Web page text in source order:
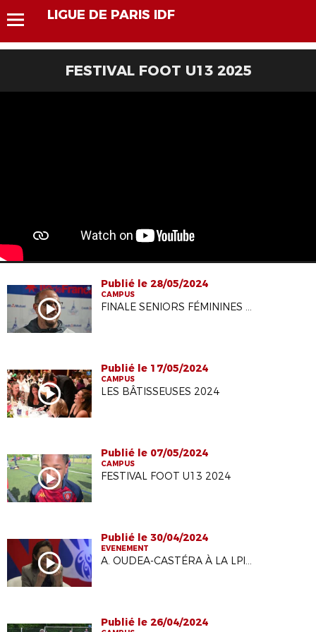
LIGUE DE PARIS IDF
FESTIVAL FOOT U13 2025
Publié le 28/05/2024
CAMPUS
FINALE SENIORS FÉMININES COUPE DE PARIS
Publié le 17/05/2024
CAMPUS
LES BÂTISSEUSES 2024
Publié le 07/05/2024
CAMPUS
FESTIVAL FOOT U13 2024
Publié le 30/04/2024
EVENEMENT
A. OUDEA-CASTÉRA À LA LPIFF
Publié le 26/04/2024